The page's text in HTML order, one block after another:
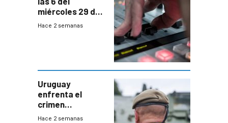
miércoles 29 de
julio de 2026
Hace 2 semanas
Uruguay
enfrenta el
crimen
organizado con
Hace 2 semanas